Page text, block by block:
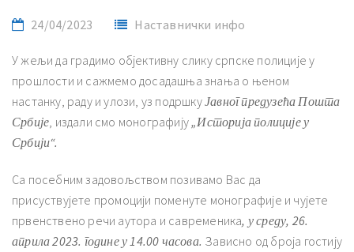
24/04/2023 Наставнички инфо
У жељи да градимо објективну слику српске полиције у
прошлости и сажмемо досадашња знања о њеном
настанку, раду и улози, уз подршкуЈавног предузећа Пошта
Србије , издали смо монографију„Историја полиције у
Србији“.
Са посебним задовољством позивамо Вас да
присуствујете промоцији поменуте монографије и чујете
првенствено речи аутора и савременика, у среду, 26.
априла 2023. године у 14.00 часова. Зависно од броја гостију